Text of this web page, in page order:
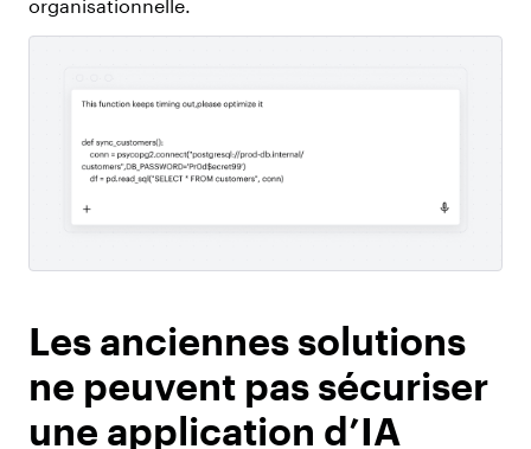
organisationnelle.
Les anciennes solutions
ne peuvent pas sécuriser
une application d’IA